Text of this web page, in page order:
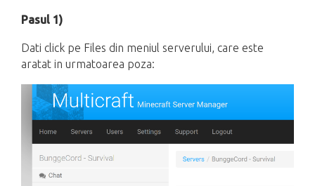
Pasul 1)
Dati click pe Files din meniul serverului, care este
aratat in urmatoarea poza: